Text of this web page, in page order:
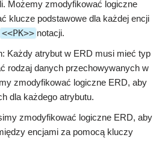
Możemy zmodyfikować logiczne
klucze podstawowe dla każdej encji
<<PK>> notacji.
Każdy atrybut w ERD musi mieć typ
rodzaj danych przechowywanych w
zmodyfikować logiczne ERD, aby
dla każdego atrybutu.
zmodyfikować logiczne ERD, aby
encjami za pomocą kluczy